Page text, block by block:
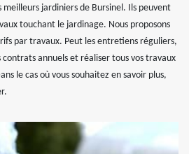
meilleurs jardiniers de Bursinel. Ils peuvent
touchant le jardinage. Nous proposons
par travaux. Peut les entretiens réguliers,
contrats annuels et réaliser tous vos travaux
le cas où vous souhaitez en savoir plus,